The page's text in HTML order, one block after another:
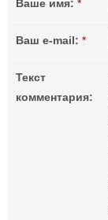
Ваше имя: *
Ваш e-mail: *
Текст
комментария: